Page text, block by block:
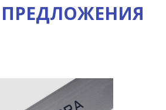
ПРЕДЛОЖЕНИЯ